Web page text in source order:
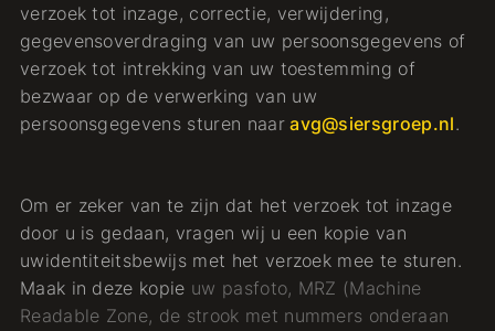
verzoek tot inzage, correctie, verwijdering,
gegevensoverdraging van uw persoonsgegevens of
verzoek tot intrekking van uw toestemming of
bezwaar op de verwerking van uw
persoonsgegevens sturen naaravg@siersgroep.nl.
Om er zeker van te zijn dat het verzoek tot inzage
door u is gedaan, vragen wij u een kopie van
uwidentiteitsbewijs met het verzoek mee te sturen.
Maak in deze kopie uw pasfoto, MRZ (Machine
Readable Zone, de strook met nummers onderaan